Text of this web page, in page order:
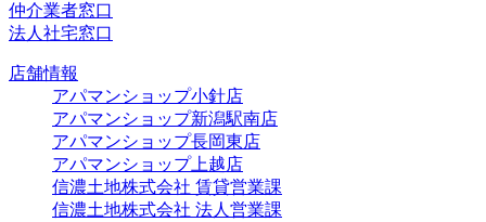
仲介業者窓口
法人社宅窓口
店舗情報
アパマンショップ小針店
アパマンショップ新潟駅南店
アパマンショップ長岡東店
アパマンショップ上越店
信濃土地株式会社 賃貸営業課
信濃土地株式会社 法人営業課